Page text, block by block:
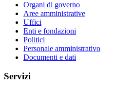
Organi di governo
Aree amministrative
Uffici
Enti e fondazioni
Politici
Personale amministrativo
Documenti e dati
Servizi